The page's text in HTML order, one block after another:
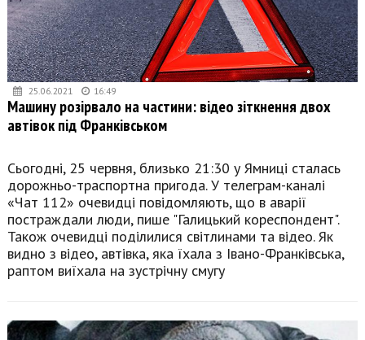
25.06.2021 16:49
Машину розірвало на частини: відео зіткнення двох
автівок під Франківськом
Сьогодні, 25 червня, близько 21:30 у Ямниці сталась
дорожньо-траспортна пригода. У телеграм-каналі
«Чат 112» очевидці повідомляють, що в аварії
постраждали люди, пише "Галицький кореспондент".
Також очевидці поділилися світлинами та відео. Як
видно з відео, автівка, яка їхала з Івано-Франківська,
раптом виїхала на зустрічну смугу